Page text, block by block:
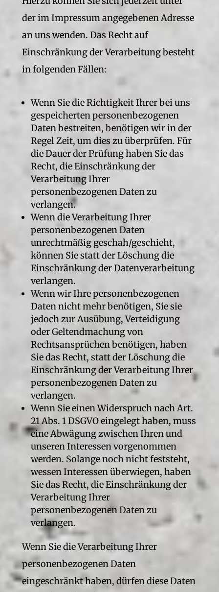
der im Impressum angegebenen Adresse
an uns wenden. Das Recht auf
Einschränkung der Verarbeitung besteht
in folgenden Fällen:
Wenn Sie die Richtigkeit Ihrer bei uns
gespeicherten personenbezogenen
Daten bestreiten, benötigen wir in der
Regel Zeit, um dies zu überprüfen. Für
die Dauer der Prüfung haben Sie das
Recht, die Einschränkung der
Verarbeitung Ihrer
personenbezogenen Daten zu
verlangen.
Wenn die Verarbeitung Ihrer
personenbezogenen Daten
unrechtmäßig geschah/geschieht,
können Sie statt der Löschung die
Einschränkung der Datenverarbeitung
verlangen.
Wenn wir Ihre personenbezogenen
Daten nicht mehr benötigen, Sie sie
jedoch zur Ausübung, Verteidigung
oder Geltendmachung von
Rechtsansprüchen benötigen, haben
Sie das Recht, statt der Löschung die
Einschränkung der Verarbeitung Ihrer
personenbezogenen Daten zu
verlangen.
Wenn Sie einen Widerspruch nach Art.
21 Abs. 1 DSGVO eingelegt haben, muss
eine Abwägung zwischen Ihren und
unseren Interessen vorgenommen
werden. Solange noch nicht feststeht,
wessen Interessen überwiegen, haben
Sie das Recht, die Einschränkung der
Verarbeitung Ihrer
personenbezogenen Daten zu
verlangen.
Wenn Sie die Verarbeitung Ihrer
personenbezogenen Daten
eingeschränkt haben, dürfen diese Daten